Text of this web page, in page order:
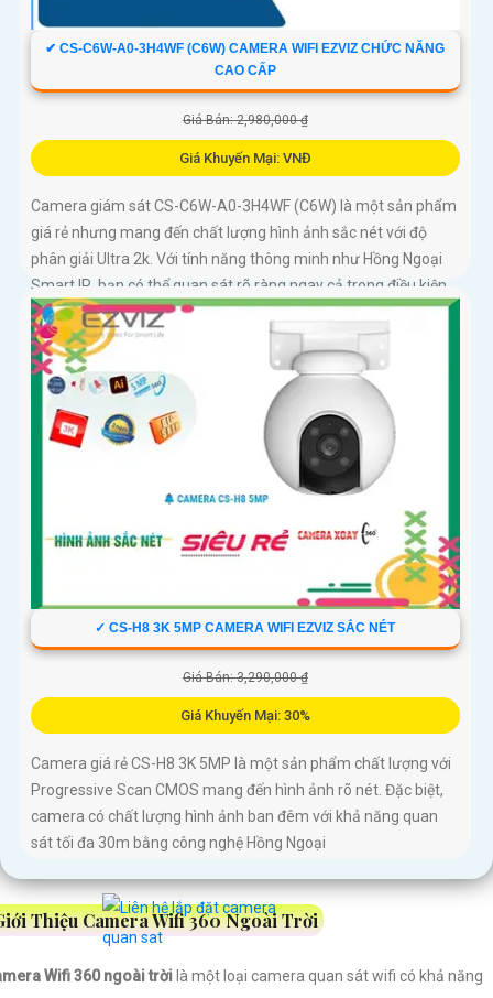
✔ CS-C6W-A0-3H4WF (C6W) CAMERA WIFI EZVIZ CHỨC NĂNG
CAO CẤP
Giá Bán: 2,980,000 ₫
Giá Khuyến Mại: VNĐ
Camera giám sát CS-C6W-A0-3H4WF (C6W) là một sản phẩm
giá rẻ nhưng mang đến chất lượng hình ảnh sắc nét với độ
phân giải Ultra 2k. Với tính năng thông minh như Hồng Ngoại
Smart IR, bạn có thể quan sát rõ ràng ngay cả trong điều kiện
ánh sáng yếu
✓ CS-H8 3K 5MP CAMERA WIFI EZVIZ SẮC NÉT
Giá Bán: 3,290,000 ₫
Giá Khuyến Mại: 30%
Camera giá rẻ CS-H8 3K 5MP là một sản phẩm chất lượng với
Progressive Scan CMOS mang đến hình ảnh rõ nét. Đặc biệt,
camera có chất lượng hình ảnh ban đêm với khả năng quan
sát tối đa 30m bằng công nghệ Hồng Ngoại
Thiệu Camera Wifi 360 Ngoài Trời
Wifi 360 ngoài trời là một loại camera quan sát wifi có khả năng